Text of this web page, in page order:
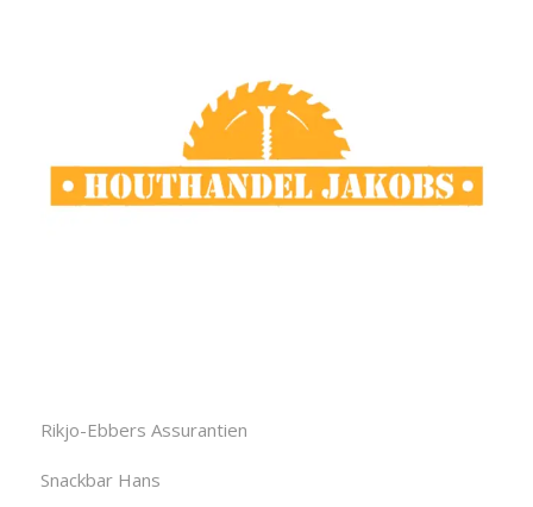
Rikjo-Ebbers Assurantien
Snackbar Hans